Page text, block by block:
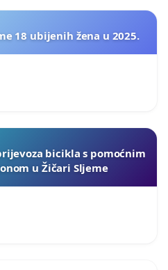
18 ubijenih žena u 2025.
bicikla s pomoćnim
u Žičari Sljeme